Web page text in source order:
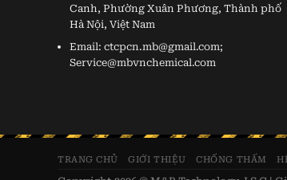
Canh, Phường Xuân Phương, Thành phố
Hà Nội, Việt Nam
Email: ctcpcn.mb@gmail.com;
Service@mbvnchemical.com
TRANG CHỦ GIỚI THIỆU CHỐNG THẤM